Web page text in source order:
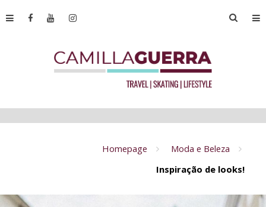
Homepage
Moda e Beleza
Inspiração de looks!